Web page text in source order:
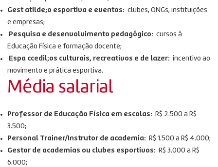
Gest atilde;o esportiva e eventos: clubes, ONGs, instituições
e empresas;
Pesquisa e desenvolvimento pedagógico: cursos à
Educação Física e formação docente;
Espa ccedil;os culturais, recreativos e de lazer: incentivo ao
movimento e prática esportiva.
Média salarial
Professor de Educação Física em escolas: R$ 2.500 a R$
3.500;
Personal Trainer/Instrutor de academia: R$ 1.500 a R$ 4.000;
Gestor de academias ou clubes esportivos: R$ 3.000 a R$
6.000;